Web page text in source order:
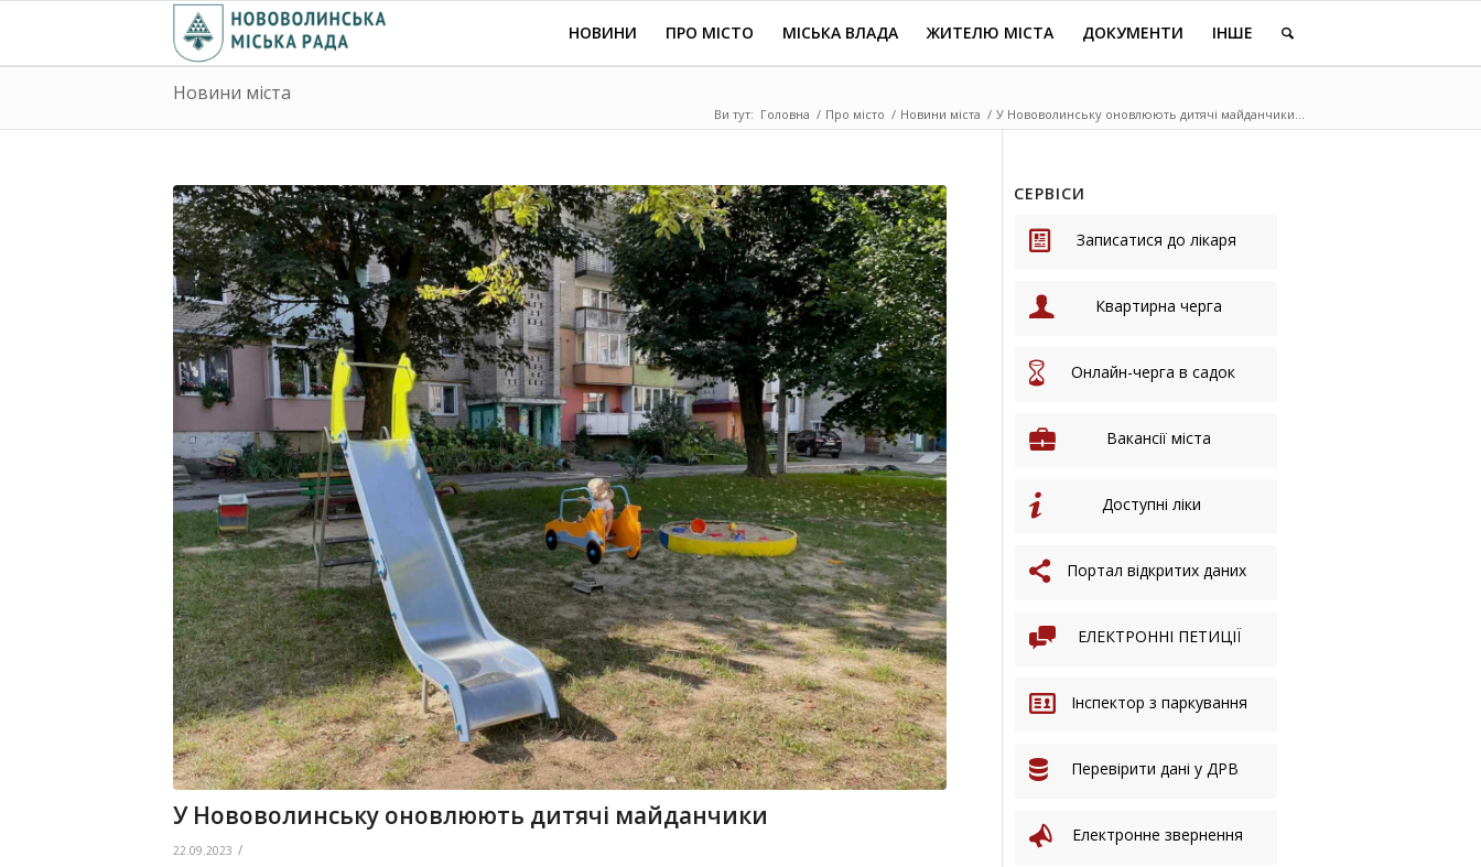
НОВИНИ ПРО МІСТО МІСЬКА ВЛАДА ЖИТЕЛЮ МІСТА ДОКУМЕНТИ ІНШЕ
Новини міста
Ви тут: Головна / Про місто / Новини міста / У Нововолинську оновлюють дитячі майданчики...
У Нововолинську оновлюють дитячі майданчики
22.09.2023 /
СЕРВІСИ
Записатися до лікаря
Квартирна черга
Онлайн-черга в садок
Вакансії міста
Доступні ліки
Портал відкритих даних
ЕЛЕКТРОННІ ПЕТИЦІЇ
Інспектор з паркування
Перевірити дані у ДРВ
Електронне звернення